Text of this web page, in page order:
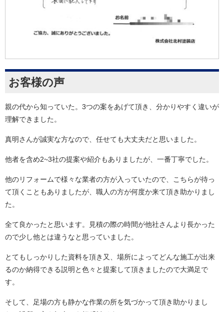
お客様の声
親の代から知っていた。3つの案をあげて頂き、分かりやすく違いが
理解できました。
真明さんが誠実な方なので、任せても大丈夫だと思いました。
他者を含め2~3社の提案や紹介もありましたが、一番丁寧でした。
他のリフォームで様々な業者の方が入っていたので、こちらが待っ
て頂くこともありましたが、職人の方が何度か来て頂き助かりまし
た。
全て良かったと思います。見積の際の時間が他社さんより長かった
ので少し他とは違うなと思っていました。
とてもしっかりした資料を頂き又、場所によってどんな施工が出来
るのか納得できる説明と色々と提案して頂きましたので大満足で
す。
そして、足場の方も静かな作業の所を気づかって頂き助かりまし